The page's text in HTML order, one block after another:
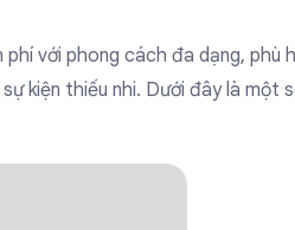
với phong cách đa dạng, phù
kiện thiếu nhi. Dưới đây là một